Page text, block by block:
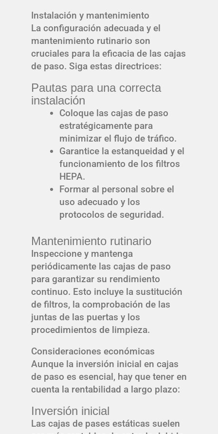
Instalación y mantenimiento
La configuración adecuada y el
mantenimiento rutinario son
cruciales para la eficacia de las cajas
de paso. Siga estas directrices:
Pautas para una correcta
instalación
Coloque las cajas de paso
estratégicamente para
minimizar el flujo de tráfico.
Garantice la estanqueidad y el
funcionamiento de los filtros
HEPA.
Formar al personal sobre el
uso adecuado y los
protocolos de seguridad.
Mantenimiento rutinario
Inspeccione y mantenga
periódicamente las cajas de paso
para garantizar su rendimiento
continuo. Esto incluye la sustitución
de filtros, la comprobación de las
juntas de las puertas y los
procedimientos de limpieza.
Consideraciones económicas
Aunque la inversión inicial en cajas
de paso es esencial, hay que tener en
cuenta la rentabilidad a largo plazo:
Inversión inicial
Las cajas de pases estáticas suelen